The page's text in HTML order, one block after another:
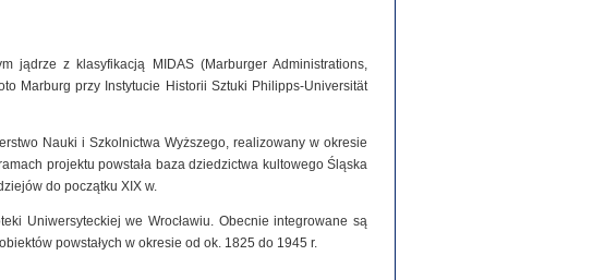
jądrze z klasyfikacją MIDAS (Marburger Administrations,
Marburg przy Instytucie Historii Sztuki Philipps-Universität
Nauki i Szkolnictwa Wyższego, realizowany w okresie
projektu powstała baza dziedzictwa kultowego Śląska
do początku XIX w.
Uniwersyteckiej we Wrocławiu. Obecnie integrowane są
powstałych w okresie od ok. 1825 do 1945 r.